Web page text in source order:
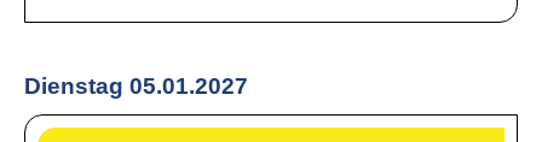
Dienstag 05.01.2027